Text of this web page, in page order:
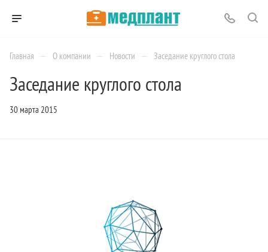
Главная — О компании — Новости — Заседание круглого стола
Заседание круглого стола
30 марта 2015